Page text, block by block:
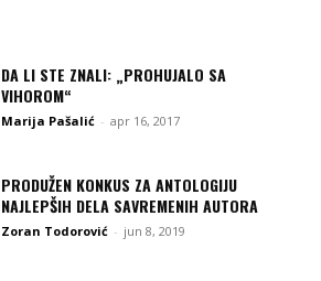
DA LI STE ZNALI: „PROHUJALO SA
VIHOROM“
Marija Pašalić - apr 16, 2017
PRODUŽEN KONKUS ZA ANTOLOGIJU
NAJLEPŠIH DELA SAVREMENIH AUTORA
Zoran Todorović - jun 8, 2019